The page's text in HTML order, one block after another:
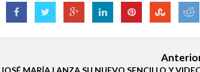
JOSÉ MARÍA LANZA SU NUEVO SENCILLO Y